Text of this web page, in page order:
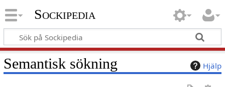
Sockipedia
Hjälp
Semantisk sökning